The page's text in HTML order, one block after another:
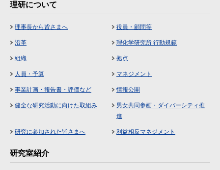
理研について
理事長から皆さまへ 役員・顧問等
沿革 理化学研究所 行動規範
組織 拠点
人員・予算 マネジメント
事業計画・報告書・評価など 情報公開
健全な研究活動に向けた取組み
男女共同参画・ダイバーシティ推
進
研究に参加された皆さまへ 利益相反マネジメント
研究室紹介